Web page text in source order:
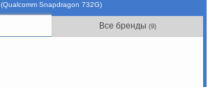
(Qualcomm Snapdragon 732G)
Все бренды (9)